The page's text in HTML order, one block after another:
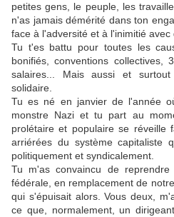
petites gens, le peuple, les
n'as jamais démérité dans ton
face à l'adversité et à l'inimitié avec
Tu t'es battu pour toutes les
bonifiés, conventions collectives,
salaires... Mais aussi et
solidaire.
Tu es né en janvier de l'année
monstre Nazi et tu part au
prolétaire et populaire se réveille
arriérées du système capitaliste
politiquement et syndicalement.
Tu m'as convaincu de
fédérale, en remplacement de
qui s'épuisait alors. Vous deux,
ce que, normalement, un